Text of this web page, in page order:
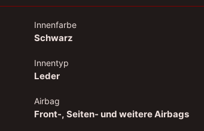
Innenfarbe
Schwarz
Innentyp
Leder
Airbag
Front-, Seiten- und weitere Airbags